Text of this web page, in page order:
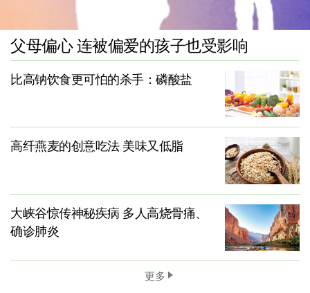
父母偏心 连被偏爱的孩子也受影响
比高钠饮食更可怕的杀手：磷酸盐
高纤燕麦的创意吃法 美味又低脂
大峡谷惊传神秘疾病 多人高烧骨痛、
确诊肺炎
更多